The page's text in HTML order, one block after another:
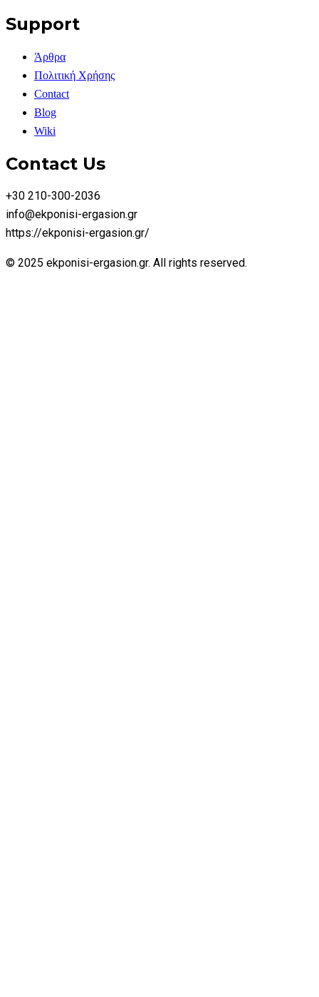
Support
Άρθρα
Πολιτική Χρήσης
Contact
Blog
Wiki
Contact Us
+30 210-300-2036
info@ekponisi-ergasion.gr
https://ekponisi-ergasion.gr/
© 2025 ekponisi-ergasion.gr. All rights reserved.